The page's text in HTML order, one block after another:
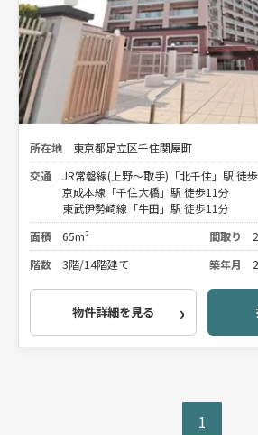
所在地
東京都足立区千住関屋町
交通
JR常磐線(上野～取手)「北千住」駅 徒
京成本線「千住大橋」駅 徒歩11分
東武伊勢崎線「牛田」駅 徒歩11分
面積
65m² 間取り
階数
3階/14階建て 築年月
物件詳細を見る
1